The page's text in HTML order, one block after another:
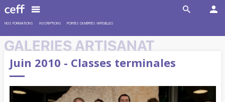
NOS FORMATIONS INSCRIPTIONS PORTES OUVERTES VIRTUELLES
GALERIES ARTISANAT
Juin 2010 - Classes terminales